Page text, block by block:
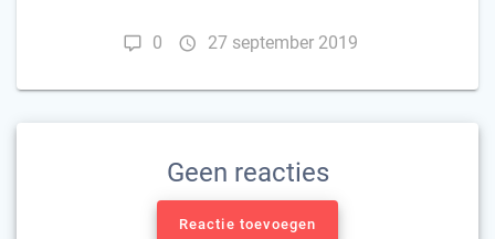
0 27 september 2019
Geen reacties
Reactie toevoegen